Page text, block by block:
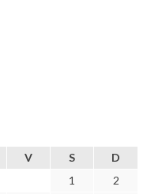
V S
D
1
2